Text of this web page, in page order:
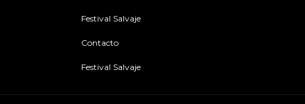
Festival Salvaje
Contacto
Festival Salvaje